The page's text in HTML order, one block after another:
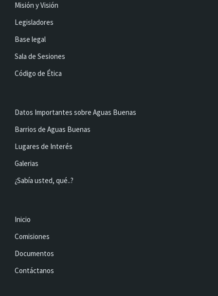
Misión y Visión
Legisladores
Base legal
Sala de Sesiones
Código de Ética
Datos Importantes sobre Aguas Buenas
Barrios de Aguas Buenas
Lugares de Interés
Galerias
¿Sabía usted, qué..?
Inicio
Comisiones
Documentos
Contáctanos